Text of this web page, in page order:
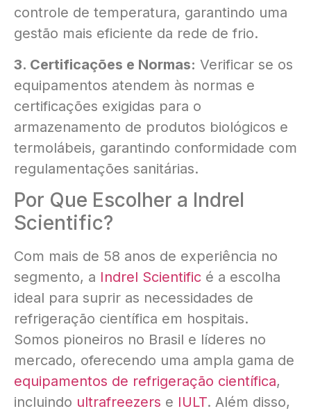
controle de temperatura, garantindo uma
gestão mais eficiente da rede de frio.
3. Certificações e Normas: Verificar se os
equipamentos atendem às normas e
certificações exigidas para o
armazenamento de produtos biológicos e
termolábeis, garantindo conformidade com
regulamentações sanitárias.
Por Que Escolher a Indrel
Scientific?
Com mais de 58 anos de experiência no
segmento, a Indrel Scientific é a escolha
ideal para suprir as necessidades de
refrigeração científica em hospitais.
Somos pioneiros no Brasil e líderes no
mercado, oferecendo uma ampla gama de
equipamentos de refrigeração científica,
incluindo ultrafreezers e IULT. Além disso,